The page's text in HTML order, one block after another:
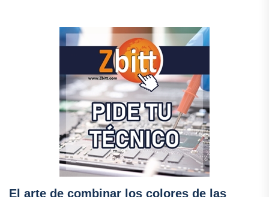
El arte de combinar los colores de las